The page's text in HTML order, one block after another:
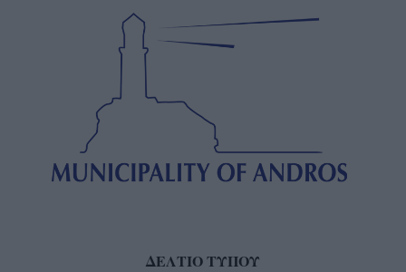
ΔΕΛΤΙΟ ΤΥΠΟΥ